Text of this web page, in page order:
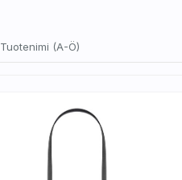
Tuotenimi (A-Ö)